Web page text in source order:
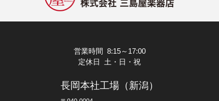
営業時間 8:15～17:00
定休日 土・日・祝
長岡本社工場（新潟）